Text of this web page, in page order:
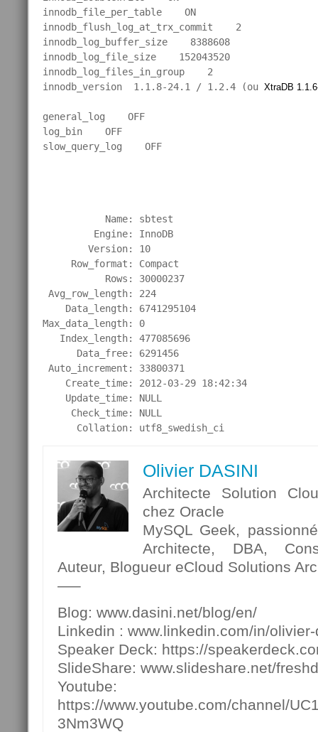
innodb_file_per_table    ON
innodb_flush_log_at_trx_commit    2
innodb_log_buffer_size    8388608
innodb_log_file_size    152043520
innodb_log_files_in_group    2
innodb_version  1.1.8-24.1 / 1.2.4 (ou XtraDB
general_log    OFF
log_bin    OFF
slow_query_log    OFF
           Name: sbtest
Engine: InnoDB
Version: 10
Row_format: Compact
Rows: 30000237
Avg_row_length: 224
Data_length: 6741295104
Max_data_length: 0
Index_length: 477085696
Data_free: 6291456
Auto_increment: 33800371
Create_time: 2012-03-29 18:42:34
Update_time: NULL
Check_time: NULL
Collation: utf8_swedish_ci
Olivier DASINI
Architecte Solution
chez Oracle
MySQL Geek,
Architecte, DBA,
Auteur, Blogueur eCloud Solutions
—–
Blog: www.dasini.net/blog/en/
Linkedin : www.linkedin.com/in/
Speaker Deck: https://
SlideShare: www.slideshare.net/
Youtube:
https://www.youtube.com/channel/
3Nm3WQ